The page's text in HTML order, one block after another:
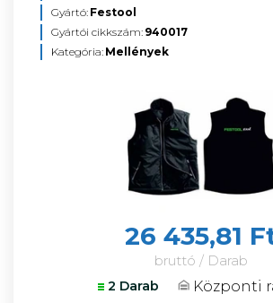
Gyártó: Festool
Gyártói cikkszám: 940017
Kategória: Mellények
26 435,81
bruttó / Darab
2 Darab
Központi